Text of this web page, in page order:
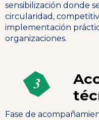
sensibilización donde
circularidad,
implementación
organizaciones.
Fase de